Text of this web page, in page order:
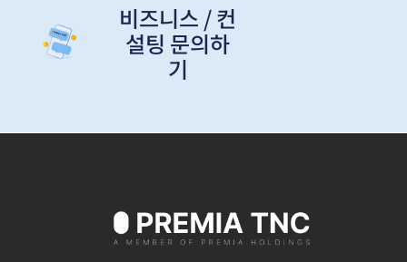
비즈니스 / 컨
설팅 문의하
기